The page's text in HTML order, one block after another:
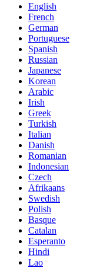
English
French
German
Portuguese
Spanish
Russian
Japanese
Korean
Arabic
Irish
Greek
Turkish
Italian
Danish
Romanian
Indonesian
Czech
Afrikaans
Swedish
Polish
Basque
Catalan
Esperanto
Hindi
Lao